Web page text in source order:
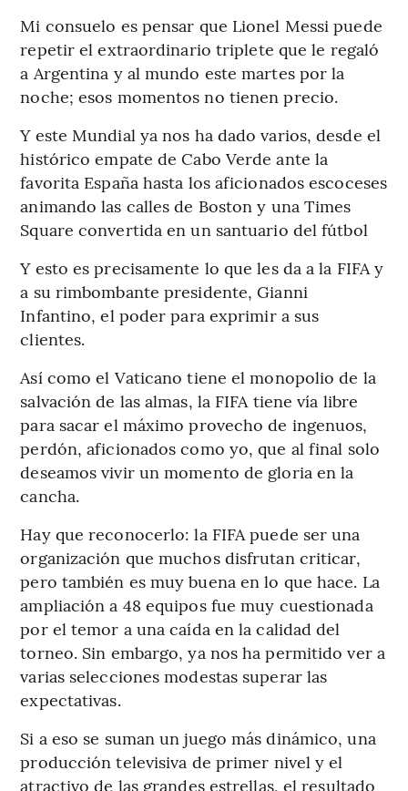
Mi consuelo es pensar que Lionel Messi puede
repetir el extraordinario triplete que le regaló
a Argentina y al mundo este martes por la
noche; esos momentos no tienen precio.
Y este Mundial ya nos ha dado varios, desde el
histórico empate de Cabo Verde ante la
favorita España hasta los aficionados escoceses
animando las calles de Boston y una Times
Square convertida en un santuario del fútbol
Y esto es precisamente lo que les da a la FIFA y
a su rimbombante presidente, Gianni
Infantino, el poder para exprimir a sus
clientes.
Así como el Vaticano tiene el monopolio de la
salvación de las almas, la FIFA tiene vía libre
para sacar el máximo provecho de ingenuos,
perdón, aficionados como yo, que al final solo
deseamos vivir un momento de gloria en la
cancha.
Hay que reconocerlo: la FIFA puede ser una
organización que muchos disfrutan criticar,
pero también es muy buena en lo que hace. La
ampliación a 48 equipos fue muy cuestionada
por el temor a una caída en la calidad del
torneo. Sin embargo, ya nos ha permitido ver a
varias selecciones modestas superar las
expectativas.
Si a eso se suman un juego más dinámico, una
producción televisiva de primer nivel y el
atractivo de las grandes estrellas, el resultado